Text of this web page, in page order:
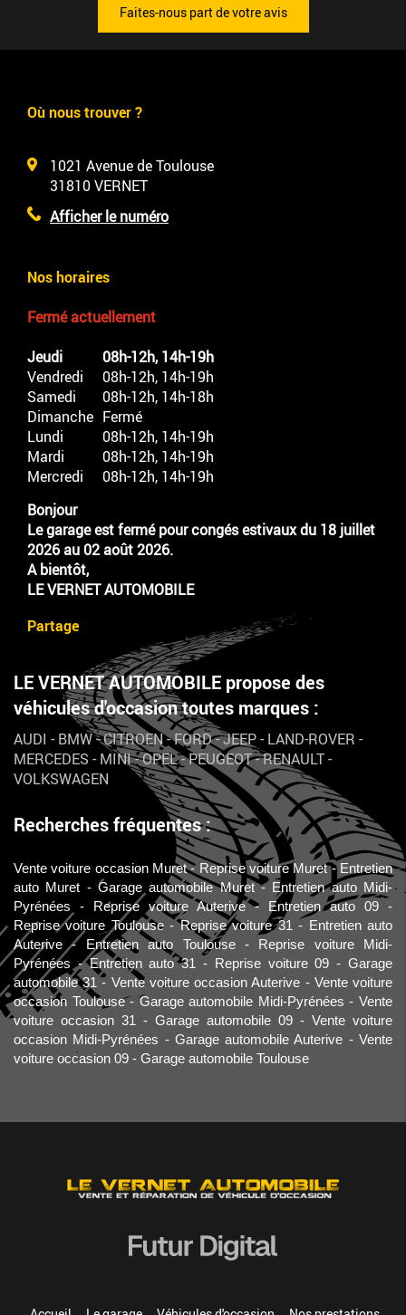
Faites-nous part de votre avis
Où nous trouver ?
1021 Avenue de Toulouse
31810VERNET
Afficher le numéro
Nos horaires
Fermé actuellement
Jeudi
08h-12h, 14h-19h
Vendredi
08h-12h, 14h-19h
Samedi
08h-12h, 14h-18h
Dimanche Fermé
Lundi
08h-12h, 14h-19h
Mardi
08h-12h, 14h-19h
Mercredi
08h-12h, 14h-19h
Bonjour
Le garage est fermé pour congés estivaux du 18 juillet
2026 au 02 août 2026.
A bientôt,
LE VERNET AUTOMOBILE
Partage
LE VERNET AUTOMOBILE propose des
véhicules d'occasion toutes marques :
AUDI - BMW-CITROEN-FORD-JEEP- LAND-ROVER -
MERCEDES - MINI-OPEL-PEUGEOT-RENAULT-
VOLKSWAGEN
Recherches fréquentes :
Vente voiture occasion Muret Reprise voiture Muret
Entretien
auto Muret
Garage automobile Muret
Entretien auto Midi-
Pyrénées
Reprise voiture Auterive
Entretien auto 09
Reprise voiture Toulouse
Reprise voiture 31
Entretien auto
Auterive
Entretien auto Toulouse
Reprise voiture Midi-
Pyrénées
Entretien auto 31 Reprise voiture 09
Garage
automobile 31
Vente voiture occasion Auterive
Vente voiture
occasion Toulouse
Garage automobile Midi-Pyrénées
Vente
voiture occasion 31
Garage automobile 09
Vente voiture
occasion Midi-Pyrénées
Garage automobile Auterive
Vente
voiture occasion 09
Garage automobile Toulouse